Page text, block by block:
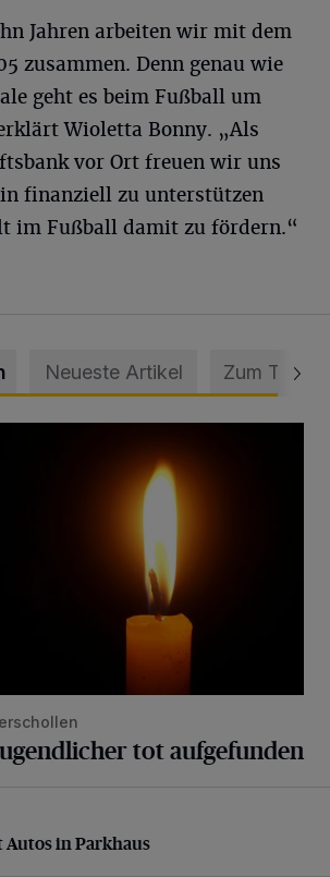
Jahren arbeiten wir mit dem
zusammen. Denn genau wie
geht es beim Fußball um
Wioletta Bonny. „Als
vor Ort freuen wir uns
finanziell zu unterstützen
im Fußball damit zu fördern.“
Neueste Artikel Zum Thema
tot aufgefunden
in Parkhaus
Autos in Parkhaus